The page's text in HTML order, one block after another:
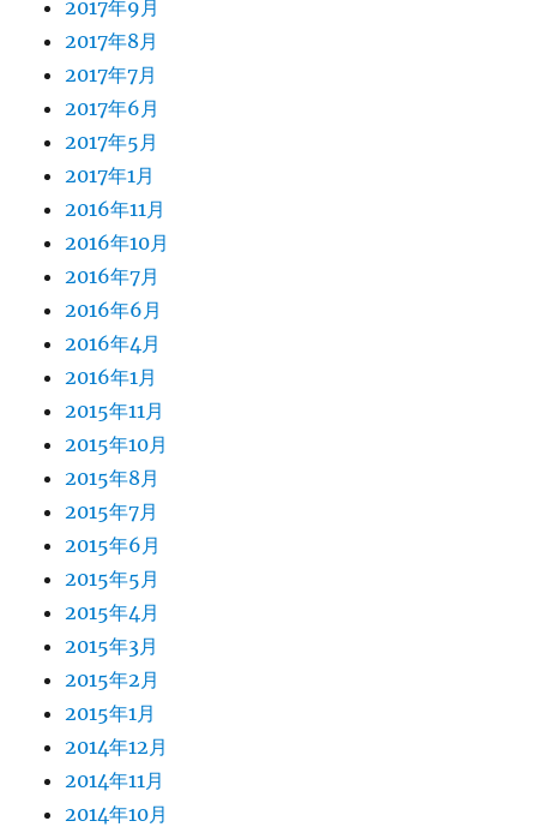
2017年9月
2017年8月
2017年7月
2017年6月
2017年5月
2017年1月
2016年11月
2016年10月
2016年7月
2016年6月
2016年4月
2016年1月
2015年11月
2015年10月
2015年8月
2015年7月
2015年6月
2015年5月
2015年4月
2015年3月
2015年2月
2015年1月
2014年12月
2014年11月
2014年10月